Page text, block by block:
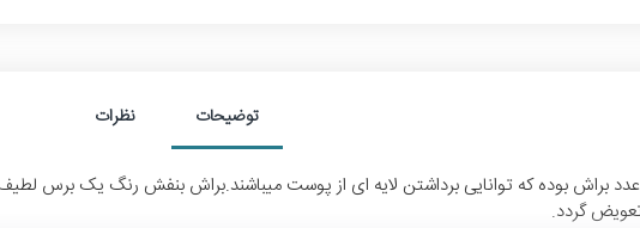
توضیحات نظرات
اپیلاتور های سری 9 لایه بردار دارای 2 عدد براش بوده که توانایی برداشتن لایه ای از پوست میباشند.براش